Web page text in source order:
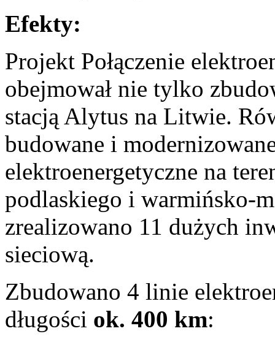
Efekty:
Projekt Połączenie
obejmował nie tylko
stacją Alytus na Litwie.
budowane i
elektroenergetyczne na
podlaskiego i warmińsko-
zrealizowano 11 dużych
sieciową.
Zbudowano 4 linie
długości ok. 400 km: